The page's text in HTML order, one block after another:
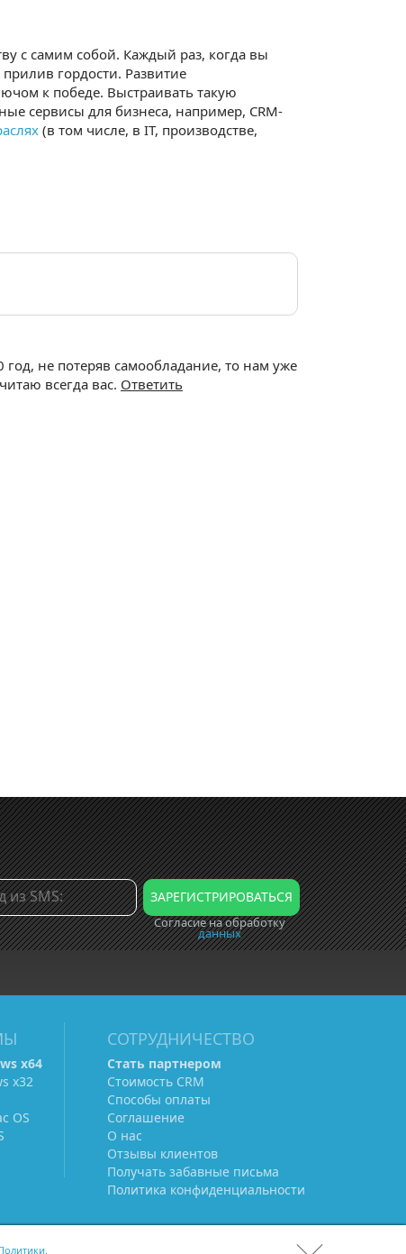
с самим собой. Каждый раз, когда вы
гордости. Развитие
к победе. Выстраивать такую
сервисы для бизнеса, например, CRM-
(в том числе, в IT, производстве,
не потеряв самообладание, то нам уже
всегда вас. Ответить
Согласие на обработку
данных
х64
х32
OS
СОТРУДНИЧЕСТВО
Стать партнером
Стоимость CRM
Способы оплаты
Соглашение
О нас
Отзывы клиентов
Получать забавные письма
Политика конфиденциальности